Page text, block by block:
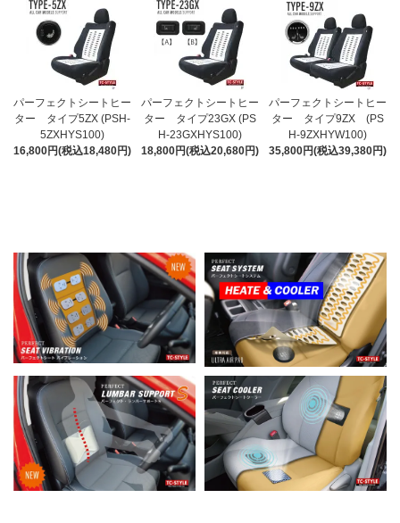
パーフェクトシートヒー
ター タイプ5ZX (PSH-
5ZXHYS100)
16,800円(税込18,480円)
パーフェクトシートヒー
ター タイプ23GX (PS
H-23GXHYS100)
18,800円(税込20,680円)
パーフェクトシートヒー
ター タイプ9ZX (PS
H-9ZXHYW100)
35,800円(税込39,380円)